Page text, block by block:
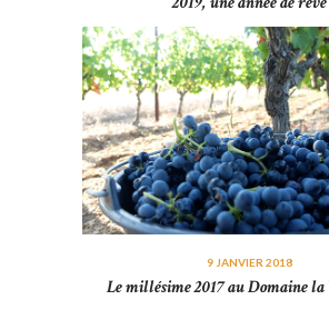
9 JANVIER 2018
Le millésime 2017 au Domaine